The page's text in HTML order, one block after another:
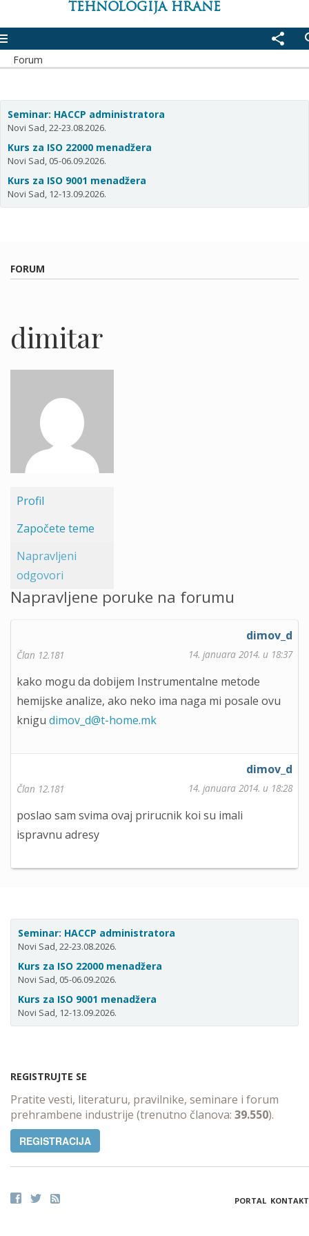
TEHNOLOGIJA HRANE
share
Forum
Seminar: HACCP administratora
Novi Sad, 22-23.08.2026.
Kurs za ISO 22000 menadžera
Novi Sad, 05-06.09.2026.
Kurs za ISO 9001 menadžera
Novi Sad, 12-13.09.2026.
FORUM
dimitar
Profil
Započete teme
Napravljeni
odgovori
Napravljene poruke na forumu
dimov_d
Član 12.181 14. januara 2014. u 18:37
kako mogu da dobijem Instrumentalne metode
hemijske analize, ako neko ima naga mi posale ovu
knigu dimov_d@t-home.mk
dimov_d
Član 12.181 14. januara 2014. u 18:28
poslao sam svima ovaj prirucnik koi su imali
ispravnu adresy
Seminar: HACCP administratora
Novi Sad, 22-23.08.2026.
Kurs za ISO 22000 menadžera
Novi Sad, 05-06.09.2026.
Kurs za ISO 9001 menadžera
Novi Sad, 12-13.09.2026.
REGISTRUJTE SE
Pratite vesti, literaturu, pravilnike, seminare i forum
prehrambene industrije (trenutno članova: 39.550).
REGISTRACIJA
PORTAL KONTAKT